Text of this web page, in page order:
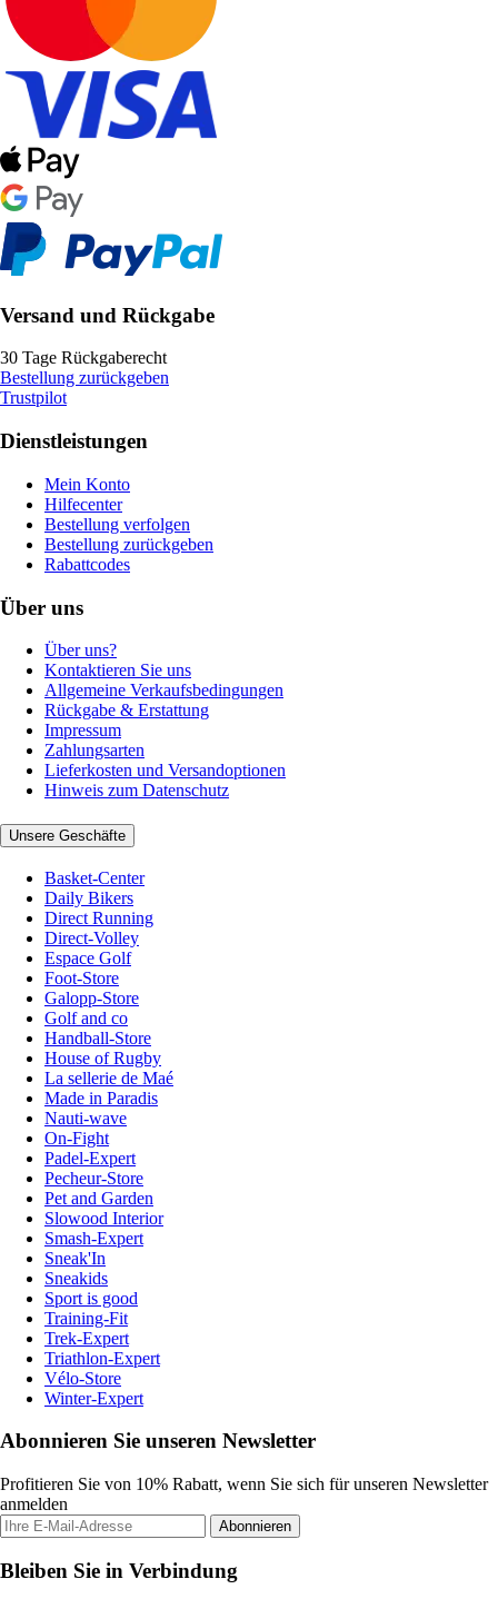
Versand und Rückgabe
30 Tage Rückgaberecht
Bestellung zurückgeben
Trustpilot
Dienstleistungen
Mein Konto
Hilfecenter
Bestellung verfolgen
Bestellung zurückgeben
Rabattcodes
Über uns
Über uns?
Kontaktieren Sie uns
Allgemeine Verkaufsbedingungen
Rückgabe & Erstattung
Impressum
Zahlungsarten
Lieferkosten und Versandoptionen
Hinweis zum Datenschutz
Unsere Geschäfte
Basket-Center
Daily Bikers
Direct Running
Direct-Volley
Espace Golf
Foot-Store
Galopp-Store
Golf and co
Handball-Store
House of Rugby
La sellerie de Maé
Made in Paradis
Nauti-wave
On-Fight
Padel-Expert
Pecheur-Store
Pet and Garden
Slowood Interior
Smash-Expert
Sneak'In
Sneakids
Sport is good
Training-Fit
Trek-Expert
Triathlon-Expert
Vélo-Store
Winter-Expert
Abonnieren Sie unseren Newsletter
Profitieren Sie von 10% Rabatt, wenn Sie sich für unseren Newsletter
anmelden
Abonnieren
Bleiben Sie in Verbindung